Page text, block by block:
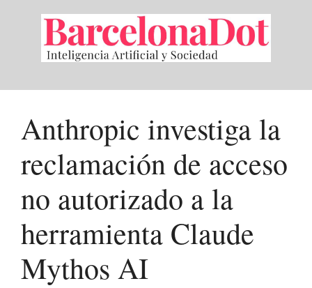
contenido
Anthropic investiga la
reclamación de acceso
no autorizado a la
herramienta Claude
Mythos AI